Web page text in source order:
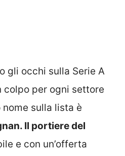
gli occhi sulla Serie A
colpo per ogni settore
sulla lista è
Il portiere del
e con un’offerta